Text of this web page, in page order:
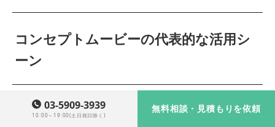
コンセプトムービーの代表的な活用シ
ーン
03-5909-3939
10:00～19:00(土日祝日除く)
無料相談・見積もりを依頼